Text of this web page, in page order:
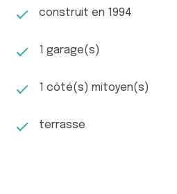
construit en 1994
1 garage(s)
1 côté(s) mitoyen(s)
terrasse